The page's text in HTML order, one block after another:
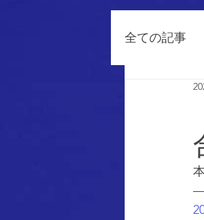
全ての記事